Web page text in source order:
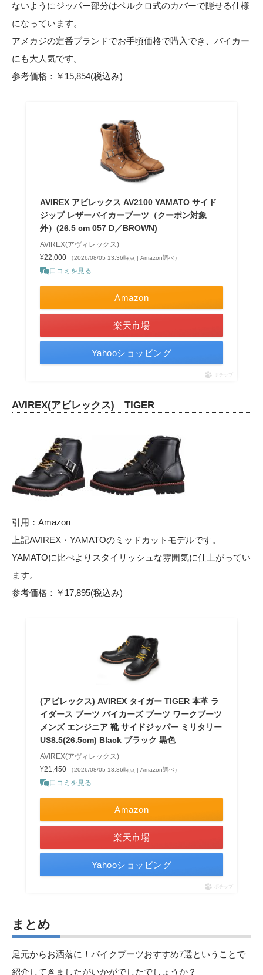
ないようにジッパー部分はベルクロ式のカバーで隠せる仕様
になっています。
アメカジの定番ブランドでお手頃価格で購入でき、バイカー
にも大人気です。
参考価格：￥15,854(税込み)
AVIREX アビレックス AV2100 YAMATO サイド
ジップ レザーバイカーブーツ（クーポン対象
外）(26.5 cm 057 D／BROWN)
AVIREX(アヴィレックス)
¥22,000
（2026/08/05 13:36時点 | Amazon調べ）
口コミを見る
Amazon
楽天市場
Yahooショッピング
ポチップ
AVIREX(アビレックス) TIGER
引用： Amazon
上記AVIREX・YAMATOのミッドカットモデルです。
YAMATOに比べよりスタイリッシュな雰囲気に仕上がってい
ます。
参考価格：￥17,895(税込み)
(アビレックス) AVIREX タイガー TIGER 本革 ラ
イダース ブーツ バイカーズ ブーツ ワークブーツ
メンズ エンジニア 靴 サイドジッパー ミリタリー
US8.5(26.5cm) Black ブラック 黒色
AVIREX(アヴィレックス)
¥21,450
（2026/08/05 13:36時点 | Amazon調べ）
口コミを見る
Amazon
楽天市場
Yahooショッピング
ポチップ
まとめ
足元からお洒落に！バイクブーツおすすめ7選ということで
紹介してきましたがいかがでしたでしょうか？